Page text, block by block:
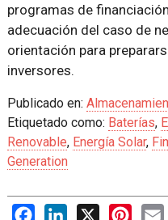
programas de
adecuación del caso de
orientación para
inversores.
Publicado en:
Etiquetado como: Baterías,
Renovable, Energía Solar,
Generation
FacebookLinkedIn
X